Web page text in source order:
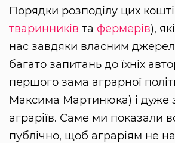
Порядки розподілу цих
тваринників та фермерів),
нас завдяки власним
багато запитань до їхніх
першого зама аграрної
Максима Мартинюка) і дуже
аграріїв. Саме ми показали
публічно, щоб аграріям не